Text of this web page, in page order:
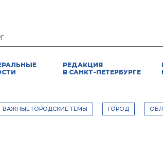
РЕДАКЦИЯ
В САНКТ-ПЕТЕРБУРГЕ
ВАЖНЫЕ ГОРОДСКИЕ ТЕМЫ ГОРОД